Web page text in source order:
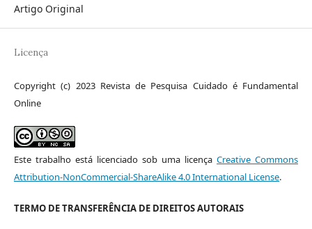
Artigo Original
Licença
Copyright (c) 2023 Revista de Pesquisa Cuidado é Fundamental
Online
Este trabalho está licenciado sob uma licença Creative Commons
Attribution-NonCommercial-ShareAlike 4.0 International License.
TERMO DE TRANSFERÊNCIA DE DIREITOS AUTORAIS